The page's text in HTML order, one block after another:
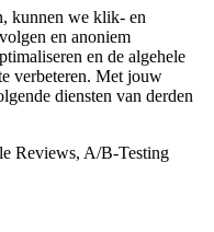
kunnen we klik- en
en anoniem
en de algehele
verbeteren. Met jouw
diensten van derden
Reviews, A/B-Testing